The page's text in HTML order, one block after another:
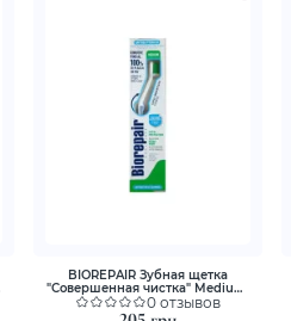
BIOREPAIR Зубная щетка
"Совершенная чистка" Medium,
для ежедневного ухода голубая
0 отзывов